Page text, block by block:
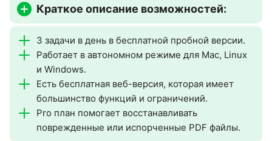
Краткое описание возможностей:
3 задачи в день в бесплатной пробной версии.
Работает в автономном режиме для Mac, Linux
и Windows.
Есть бесплатная веб-версия, которая имеет
большинство функций и ограничений.
Pro план помогает восстанавливать
поврежденные или испорченные PDF файлы.